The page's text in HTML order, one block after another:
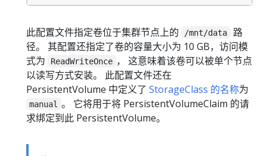
此配置文件指定卷位于集群节点上的 /mnt/data
路
径。 其配置还指定了卷的容量大小为 10 GB，访问模
式为
ReadWriteOnce ， 这意味着该卷可以被单个节点
以读写方式安装。 此配置文件还在
PersistentVolume 中定义了 StorageClass 的名称为
manual 。 它将用于将 PersistentVolumeClaim 的请
求绑定到此 PersistentVolume。